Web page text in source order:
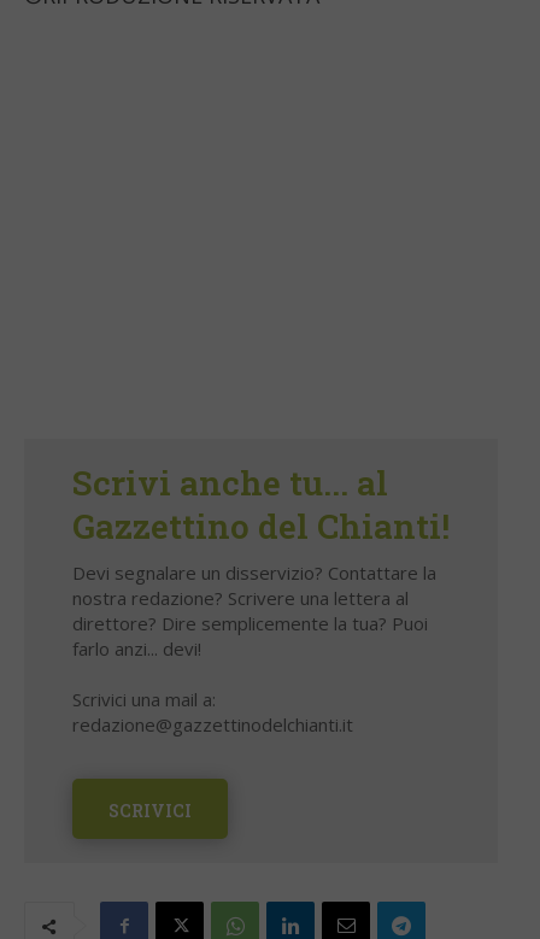
Scrivi anche tu... al
Gazzettino del Chianti!
Devi segnalare un disservizio? Contattare la
nostra redazione? Scrivere una lettera al
direttore? Dire semplicemente la tua? Puoi
farlo anzi... devi!
Scrivici una mail a:
redazione@gazzettinodelchianti.it
SCRIVICI